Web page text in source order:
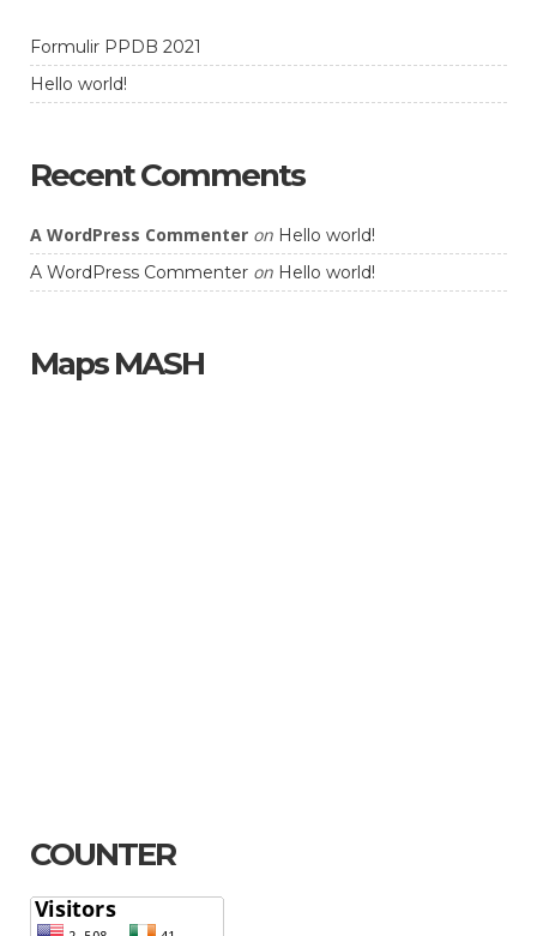
Formulir PPDB 2021
Hello world!
Recent Comments
A WordPress Commenter on Hello world!
A WordPress Commenter on Hello world!
Maps MASH
COUNTER